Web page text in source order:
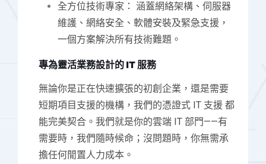
全方位技術專家： 涵蓋網絡架構、伺服器
維護、網絡安全、軟體安裝及緊急支援，
一個方案解決所有技術難題。
專為靈活業務設計的 IT 服務
無論你是正在快速擴張的初創企業，還是需要
短期項目支援的機構，我們的憑證式 IT 支援 都
能完美契合。我們就是你的雲端 IT 部門——有
需要時，我們隨時候命；沒問題時，你無需承
擔任何閒置人力成本。